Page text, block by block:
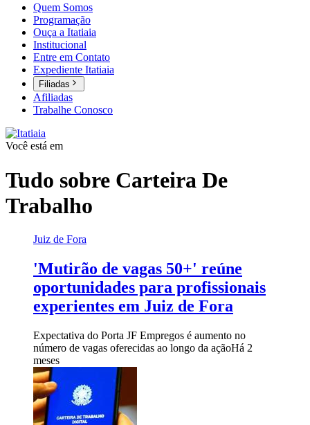
Quem Somos
Programação
Ouça a Itatiaia
Institucional
Entre em Contato
Expediente Itatiaia
Filiadas
Afiliadas
Trabalhe Conosco
Você está em
Tudo sobre Carteira De
Trabalho
Juiz de Fora
'Mutirão de vagas 50+' reúne
oportunidades para profissionais
experientes em Juiz de Fora
Expectativa do Porta JF Empregos é aumento no
número de vagas oferecidas ao longo da açãoHá 2
meses